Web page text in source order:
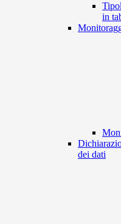
in
dei dati